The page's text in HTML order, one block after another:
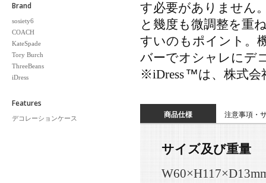
す必要がありません
と幾度も微調整を重
すいのもポイント。
バーでオシャレにデ
※iDress™は、株式
商品仕様 注意事項・
サイズ及び重量
Brand
sosiety6
COACH
KateSpade
Tory Burch
ThreeBeans
iDress
Features
デコレーションケース